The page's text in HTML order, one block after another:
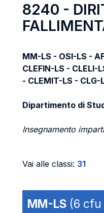
8240 -
MM-LS - OSI-LS -
CLEFIN-LS - CLELI-
- CLEMIT-LS - CLG-
Dipartimento di
Insegnamento
Vai alle classi: 31
MM-LS (6